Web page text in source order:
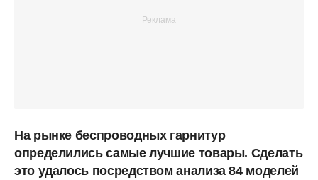
На рынке беспроводных гарнитур
определились самые лучшие товары. Сделать
это удалось посредством анализа 84 моделей